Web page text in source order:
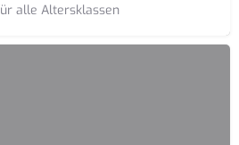
alle Altersklassen